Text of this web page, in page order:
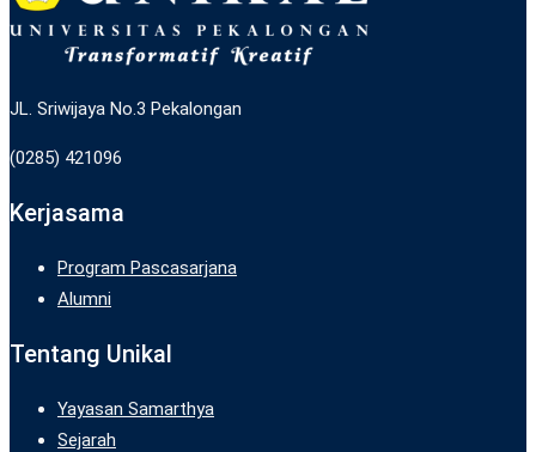
JL. Sriwijaya No.3 Pekalongan
(0285) 421096
Kerjasama
Program Pascasarjana
Alumni
Tentang Unikal
Yayasan Samarthya
Sejarah